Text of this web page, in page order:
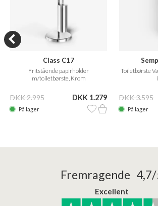
Class C17
Fritstående papirholder
m/toiletbørste, Krom
DKK 2.995 DKK 1.279
På lager
Toiletbørste
DKK 3.595
På lager
Fremragende
Excellent